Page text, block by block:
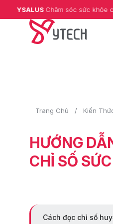
Chăm sóc sức khỏe chủ động
Trang Chủ Kiến
HƯỚNG
CHỈ SỐ
Cách đọc chỉ số